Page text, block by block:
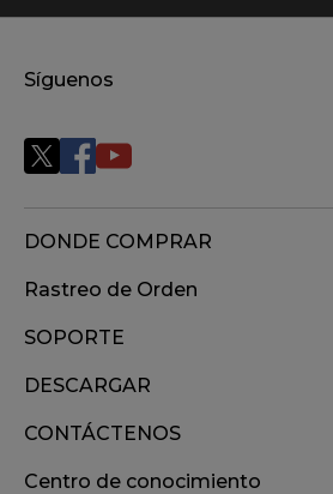
Síguenos
DONDE COMPRAR
Rastreo de Orden
SOPORTE
DESCARGAR
CONTÁCTENOS
Centro de conocimiento